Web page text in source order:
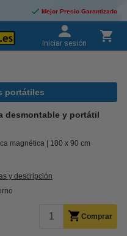
Mejor Precio Garantizado
Iniciar sesión
portátiles
desmontable y portátil
magnética
180 x 90 cm
y descripción
Comprar